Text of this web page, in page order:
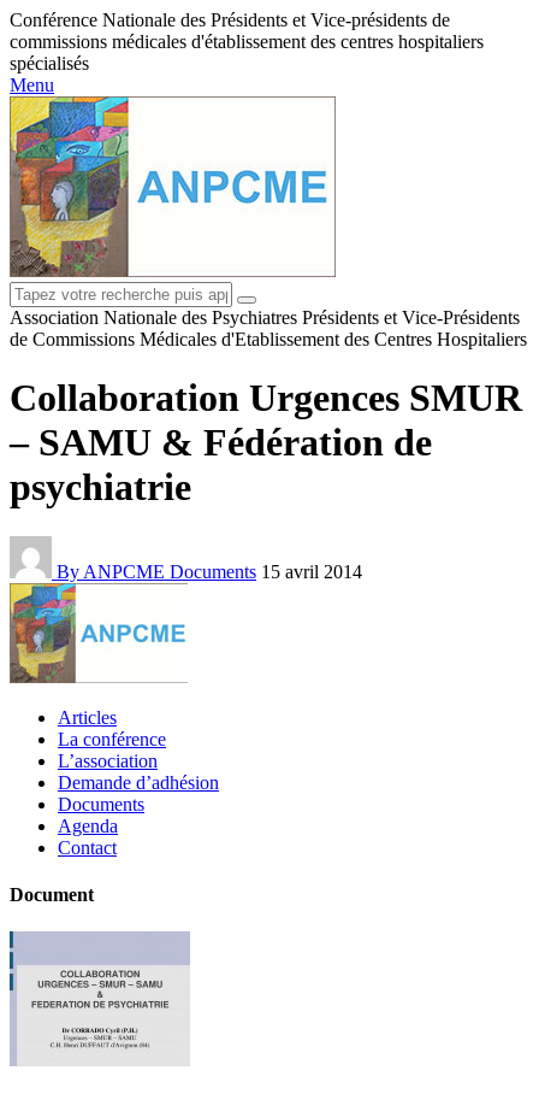
Conférence Nationale des Présidents et Vice-présidents de
commissions médicales d'établissement des centres hospitaliers
spécialisés
Menu
Association Nationale des Psychiatres Présidents et Vice-Présidents
de Commissions Médicales d'Etablissement des Centres Hospitaliers
Collaboration Urgences SMUR
– SAMU & Fédération de
psychiatrie
By ANPCME Documents 15 avril 2014
Articles
La conférence
L’association
Demande d’adhésion
Documents
Agenda
Contact
Document